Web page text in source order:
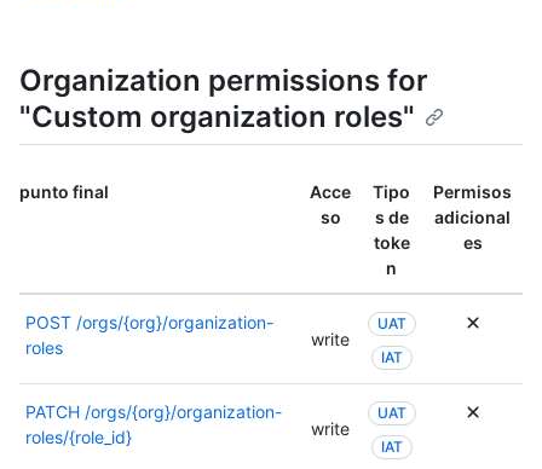
este
punto
de
Organization permissions for
"Custom organization roles"
punto final
Acce
so
Tipo
s de
toke
n
Permisos
adicional
es
POST /orgs/{org}/organization-
roles
write
UAT
IAT
PATCH /orgs/{org}/organization-
roles/{role_id}
write
UAT
IAT